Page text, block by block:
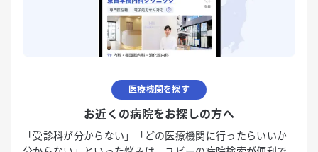
医療機関を探す
お近くの病院をお探しの方へ
「受診科が分からない」「どの医療機関に行ったらいいか